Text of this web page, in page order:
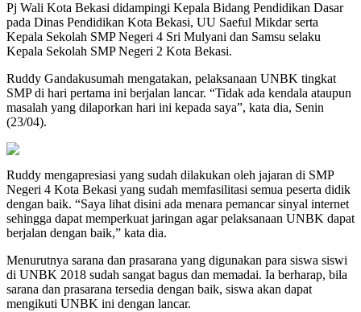
Pj Wali Kota Bekasi didampingi Kepala Bidang Pendidikan Dasar
pada Dinas Pendidikan Kota Bekasi, UU Saeful Mikdar serta
Kepala Sekolah SMP Negeri 4 Sri Mulyani dan Samsu selaku
Kepala Sekolah SMP Negeri 2 Kota Bekasi.
Ruddy Gandakusumah mengatakan, pelaksanaan UNBK tingkat
SMP di hari pertama ini berjalan lancar. “Tidak ada kendala ataupun
masalah yang dilaporkan hari ini kepada saya”, kata dia, Senin
(23/04).
Ruddy mengapresiasi yang sudah dilakukan oleh jajaran di SMP
Negeri 4 Kota Bekasi yang sudah memfasilitasi semua peserta didik
dengan baik. “Saya lihat disini ada menara pemancar sinyal internet
sehingga dapat memperkuat jaringan agar pelaksanaan UNBK dapat
berjalan dengan baik,” kata dia.
Menurutnya sarana dan prasarana yang digunakan para siswa siswi
di UNBK 2018 sudah sangat bagus dan memadai. Ia berharap, bila
sarana dan prasarana tersedia dengan baik, siswa akan dapat
mengikuti UNBK ini dengan lancar.